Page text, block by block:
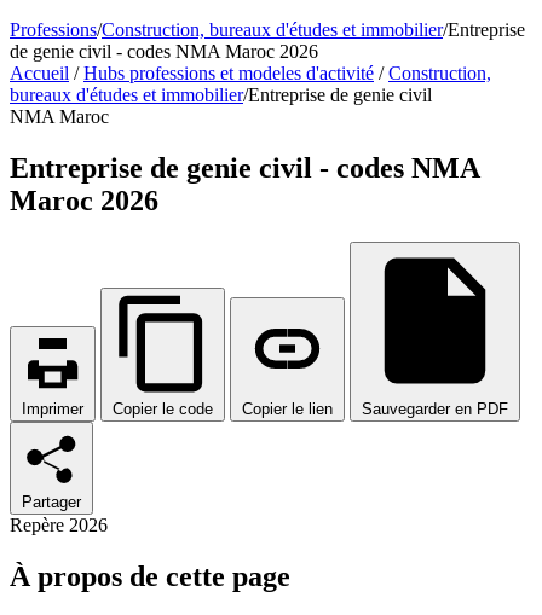
Professions/Construction, bureaux d'études et immobilier/Entreprise
de genie civil - codes NMA Maroc 2026
Accueil / Hubs professions et modeles d'activité / Construction,
bureaux d'études et immobilier/Entreprise de genie civil
NMA Maroc
Entreprise de genie civil - codes NMA
Maroc 2026
Imprimer Copier le code Copier le lien Sauvegarder en PDF
Partager
Repère 2026
À propos de cette page